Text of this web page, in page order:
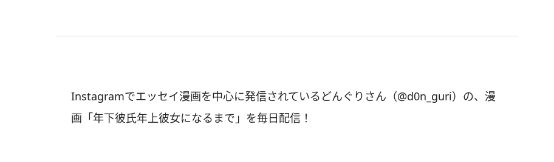
Instagramでエッセイ漫画を中心に発信されているどんぐりさん（@d0n_guri）の、漫
画「年下彼氏年上彼女になるまで」を毎日配信！